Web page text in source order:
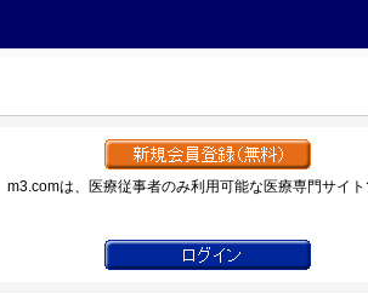
m3.comは、医療従事者のみ利用可能な医療専門サイト